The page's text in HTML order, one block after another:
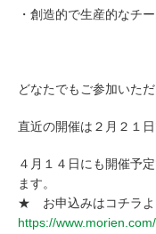
・創造的で生産的なチー
どなたでもご参加いただ
直近の開催は２月２１日
４月１４日にも開催予
ます。
★ お申込みはコチラよ
https://